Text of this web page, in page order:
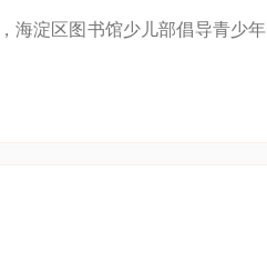
海淀区图书馆少儿部倡导青少年